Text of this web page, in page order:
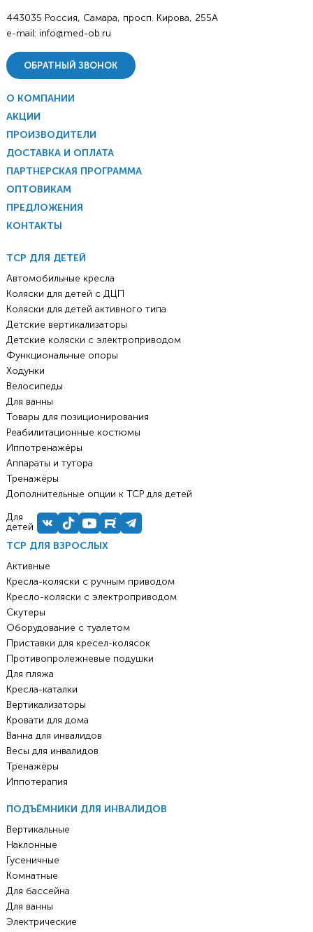
443035 Россия, Самара, просп. Кирова, 255А
e-mail: info@med-ob.ru
ОБРАТНЫЙ ЗВОНОК
О КОМПАНИИ
АКЦИИ
ПРОИЗВОДИТЕЛИ
ДОСТАВКА И ОПЛАТА
ПАРТНЕРСКАЯ ПРОГРАММА
ОПТОВИКАМ
ПРЕДЛОЖЕНИЯ
КОНТАКТЫ
ТСР ДЛЯ ВЗРОСЛЫХ
Активные
Кресла-коляски с ручным приводом
Кресло-коляски с электроприводом
Скутеры
Оборудование с туалетом
Приставки для кресел-колясок
Противопролежневые подушки
Для пляжа
Кресла-каталки
Вертикализаторы
Кровати для дома
Ванна для инвалидов
Весы для инвалидов
Тренажёры
Иппотерапия
ПОДЪЁМНИКИ ДЛЯ ИНВАЛИДОВ
Вертикальные
Наклонные
Гусеничные
Комнатные
Для бассейна
Для ванны
Электрические
ТСР ДЛЯ ДЕТЕЙ
Автомобильные кресла
Коляски для детей с ДЦП
Коляски для детей активного типа
Детские вертикализаторы
Детские коляски с электроприводом
Функциональные опоры
Ходунки
Велосипеды
Для ванны
Товары для позиционирования
Реабилитационные костюмы
Иппотренажёры
Аппараты и тутора
Тренажёры
Дополнительные опции к ТСР для детей
Для
детей